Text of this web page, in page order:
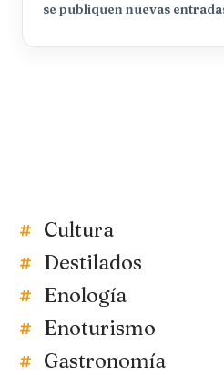
se publiquen nuevas
Cultura
Destilados
Enología
Enoturismo
Gastronomía